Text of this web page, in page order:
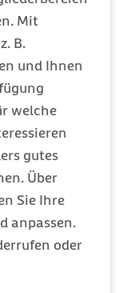
Mit
B.
und Ihnen
welche
gutes
Über
Sie Ihre
anpassen.
oder
vor, erfolgt
sich um
ob er bereits
und oder
zur
eine
Leber sowie
der Patient
die